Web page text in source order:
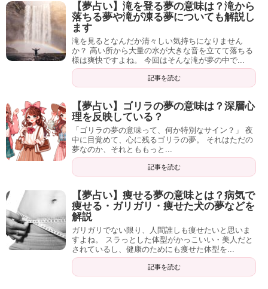
【夢占い】滝を登る夢の意味は？滝から
落ちる夢や滝が凍る夢についても解説し
ます
滝を見るとなんだか清々しい気持ちになりません
か？ 高い所から大量の水が大きな音を立てて落ちる
様は爽快ですよね。 今回はそんな滝が夢の中で...
記事を読む
【夢占い】ゴリラの夢の意味は？深層心
理を反映している？
「ゴリラの夢の意味って、何か特別なサイン？」 夜
中に目覚めて、心に残るゴリラの夢。 それはただの
夢なのか、それとももっと...
記事を読む
【夢占い】痩せる夢の意味とは？病気で
痩せる・ガリガリ・痩せた犬の夢などを
解説
ガリガリでない限り、人間誰しも痩せたいと思いま
すよね。 スラっとした体型がかっこいい・美人だと
されているし、健康のためにも痩せた体型を...
記事を読む